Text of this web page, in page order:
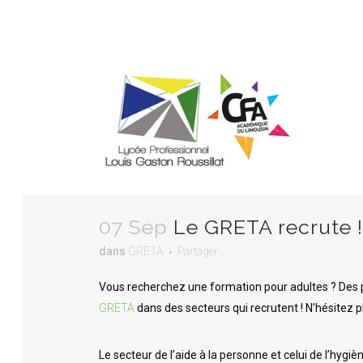
LE MOT DU PROVISEUR
LES ÉQUIPES
FONCTIONNEMENT DU LYCÉE
LE
MÉTIERS DE L’ÉLECTRICITÉ ET DE
MAINTENANCE DES VÉHICULES
OPTION VOITURES PARTICULIÈRES
07 Sep Le GRETA recrute !
dans GRETA Partager
Vous recherchez une formation pour adultes ? Des
GRETA dans des secteurs qui recrutent ! N’hésitez
Le secteur de l’aide à la personne et celui de